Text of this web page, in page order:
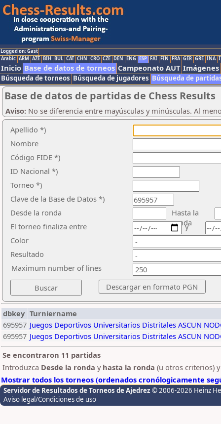
Logged on: Gast
Arabic ARM AZE BIH BUL CAT CHN CRO CZE DEN ENG ESP FAI FIN FRA GER GRE INA
Inicio Base de datos de torneos Campeonato AUT Imágenes
Búsqueda de torneos Búsqueda de jugadores Búsqueda de
Base de datos de partidas de Chess Results
Aviso: No se diferencia entre mayúsculas y minúsculas. Al
Apellido *)
Nombre
Código FIDE *)
ID Nacional *)
Torneo *)
Clave de la Base de Datos *)
Desde la ronda
Hasta la
ronda
El torneo finaliza entre
Color
Resultado
y
Maximum number of lines
dbkey Turniername
695957 Juegos Deportivos Universitarios Distritales ASCUN
695957 Juegos Deportivos Universitarios Distritales ASCUN
Se encontraron 11 partidas
Introduzca Desde la ronda y hasta la ronda (u otros criterios)
Mostrar todos los torneos (ordenados cronólogicamente
Servidor de Resultados de Torneos de Ajedrez © 2006-2026 Heinz
Aviso legal/Condiciones de uso